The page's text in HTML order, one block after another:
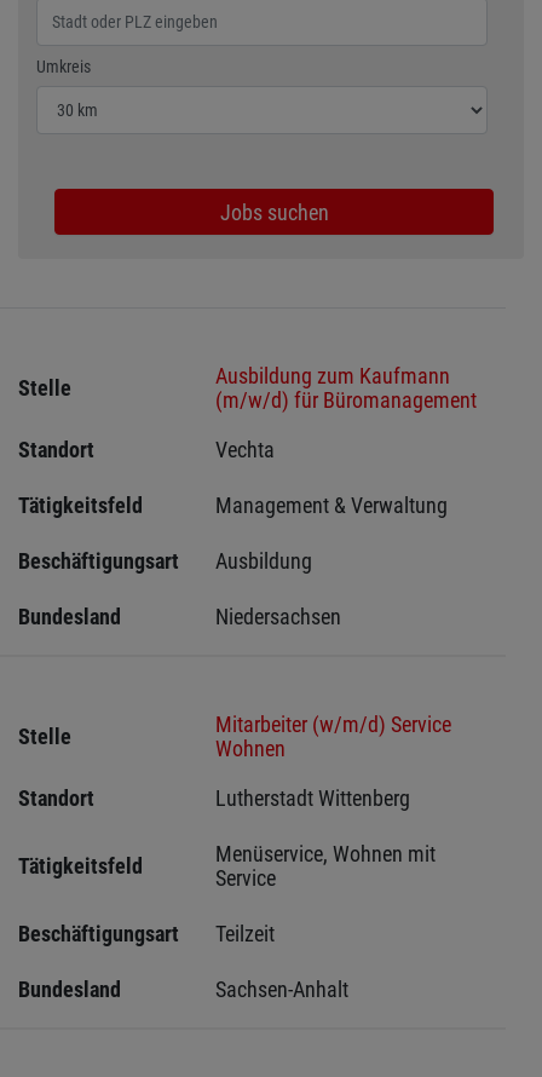
Umkreis
Wählen Sie den Umkreis für die Jobsuche
Jobs suchen
Stelle
Ausbildung zum Kaufmann
(m/w/d) für Büromanagement
Standort
Vechta
Tätigkeitsfeld Management & Verwaltung
Beschäftigungsart Ausbildung
Bundesland Niedersachsen
Stelle
Mitarbeiter (w/m/d) Service
Wohnen
Standort
Lutherstadt Wittenberg
Tätigkeitsfeld
Menüservice, Wohnen mit
Service
Beschäftigungsart Teilzeit
Bundesland Sachsen-Anhalt